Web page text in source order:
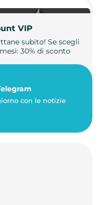
VIP
subito! Se scegli
30% di sconto
con le notizie